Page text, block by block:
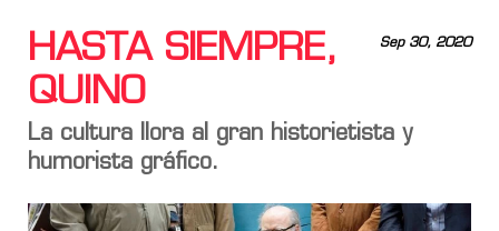
Sep 30, 2020
HASTA SIEMPRE,
QUINO
La cultura llora al gran historietista y
humorista gráfico.